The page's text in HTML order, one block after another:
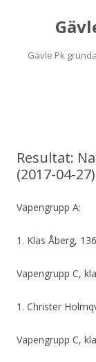
Gävle Pk
Resultat:
(2017-04-27)
Vapengrupp A:
1. Klas Åberg,
Vapengrupp C,
1. Christer
Vapengrupp C,